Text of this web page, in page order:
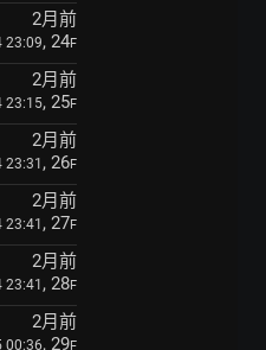
2月前
23:09, 24F
2月前
23:15, 25F
2月前
, 26F
2月前
, 27F
2月前
, 28F
2月前
00:36, 29F